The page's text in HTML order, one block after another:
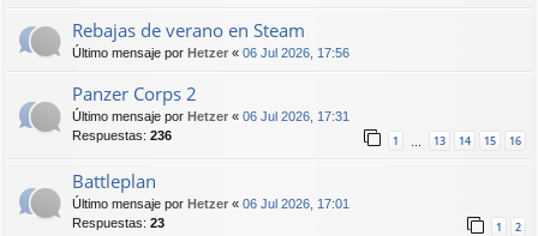
Rebajas de verano en Steam
Último mensaje por Hetzer « 06 Jul 2026, 17:56
Panzer Corps 2
Último mensaje por Hetzer « 06 Jul 2026, 17:31
Respuestas: 236 1 13 14 15 16
Battleplan
Último mensaje por Hetzer « 06 Jul 2026, 17:01
Respuestas: 23 1 2